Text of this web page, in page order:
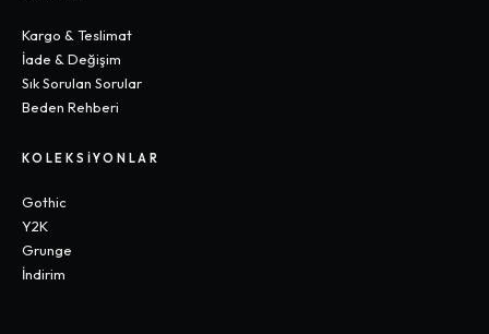
Kargo & Teslimat
İade & Değişim
Sık Sorulan Sorular
Beden Rehberi
KOLEKSIYONLAR
Gothic
Y2K
Grunge
İndirim